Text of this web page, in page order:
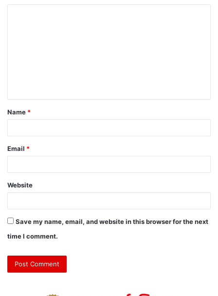
Name *
Email *
Website
Save my name, email, and website in this browser for the next
time I comment.